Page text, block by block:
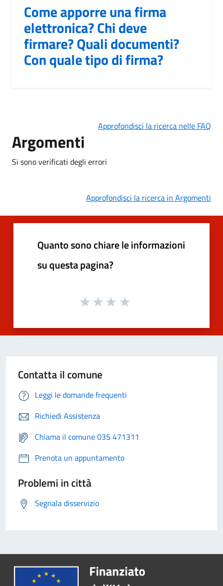
Come apporre una firma
elettronica? Chi deve
firmare? Quali documenti?
Con quale tipo di firma?
Approfondisci la ricerca nelle FAQ
Argomenti
Si sono verificati degli errori
Approfondisci la ricerca in Argomenti
Quanto sono chiare le informazioni
su questa pagina?
Contatta il comune
Leggi le domande frequenti
Richiedi Assistenza
Chiama il comune 035 471311
Prenota un appuntamento
Problemi in città
Segnala disservizio